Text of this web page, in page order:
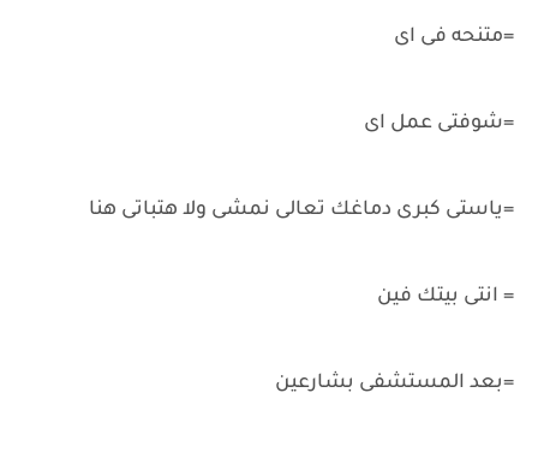
=متنحه فى اى
=شوفتى عمل اى
=ياستى كبرى دماغك تعالى نمشى ولا هتباتى هنا
= انتى بيتك فين
=بعد المستشفى بشارعين